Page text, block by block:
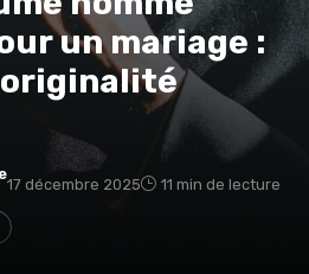
un mariage :
17 décembre 2025 11 min de lecture